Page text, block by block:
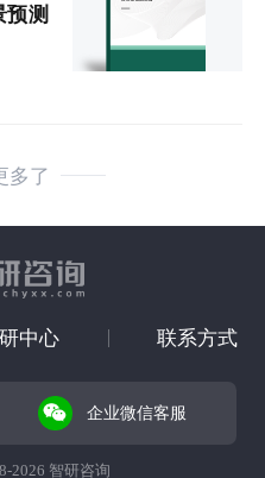
测
多了
中心 联系方式
企业微信客服
2026 智研咨询